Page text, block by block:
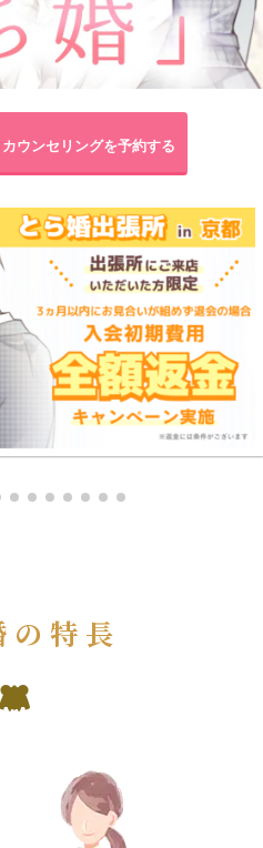
ウンセリングを予約する
の特長